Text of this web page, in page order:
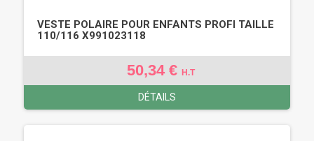
VESTE POLAIRE POUR ENFANTS PROFI TAILLE
110/116 X991023118
50,34 € H.T
DÉTAILS